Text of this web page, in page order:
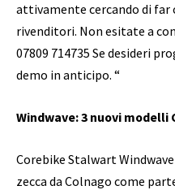
attivamente cercando di far
rivenditori. Non esitate a
07809 714735 Se desideri
demo in anticipo. “
Windwave: 3 nuovi modelli
Corebike Stalwart
zecca da Colnago come